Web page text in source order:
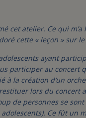
cet atelier. Ce qui
cette « leçon » sur
ayant
participer au concert
à la création d’un
lors du concert
de personnes se
Ce fût un